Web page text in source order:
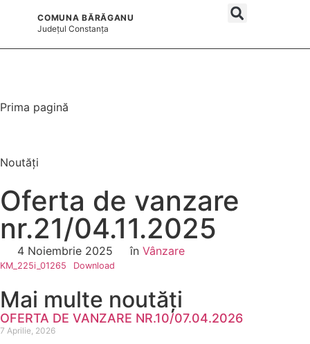
COMUNA BĂRĂGANU
JudețulConstanța
Prima pagină
Noutăți
Oferta de vanzare
nr.21/04.11.2025
4 Noiembrie 2025 în Vânzare
KM_225i_01265 Download
Mai multe noutăți
OFERTA DE VANZARE NR.10/07.04.2026
7 Aprilie, 2026